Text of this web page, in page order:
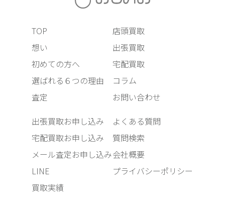
TOP
想い
初めての方へ
選ばれる６つの理由
査定
店頭買取
出張買取
宅配買取
コラム
お問い合わせ
出張買取お申し込み
宅配買取お申し込み
メール査定お申し込み
LINE
買取実績
よくある質問
質問検索
会社概要
プライバシーポリシー